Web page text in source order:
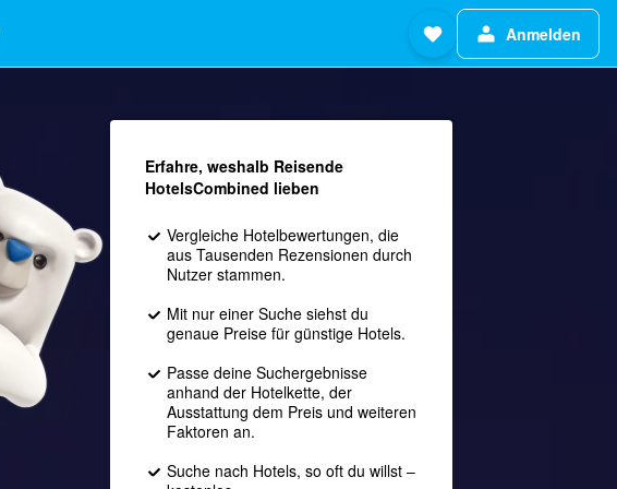
Anmelden
Erfahre, weshalb Reisende
HotelsCombined lieben
Vergleiche Hotelbewertungen, die
aus Tausenden Rezensionen durch
Nutzer stammen.
Mit nur einer Suche siehst du
genaue Preise für günstige Hotels.
Passe deine Suchergebnisse
anhand der Hotelkette, der
Ausstattung dem Preis und weiteren
Faktoren an.
Suche nach Hotels, so oft du willst –